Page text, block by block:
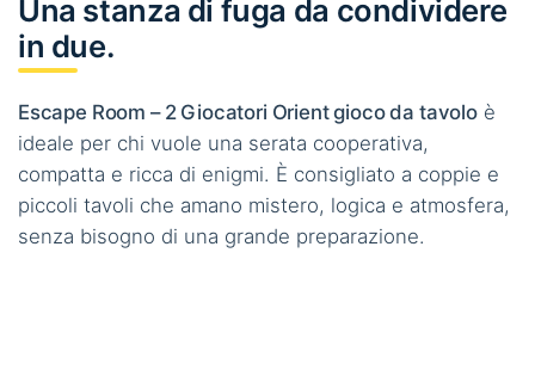
Una stanza di fuga da condividere
in due.
Escape Room – 2 Giocatori Orient gioco da tavoloè
ideale per chi vuole una serata cooperativa,
compatta e ricca di enigmi. È consigliato a coppie e
piccoli tavoli che amano mistero, logica e atmosfera,
senza bisogno di una grande preparazione.